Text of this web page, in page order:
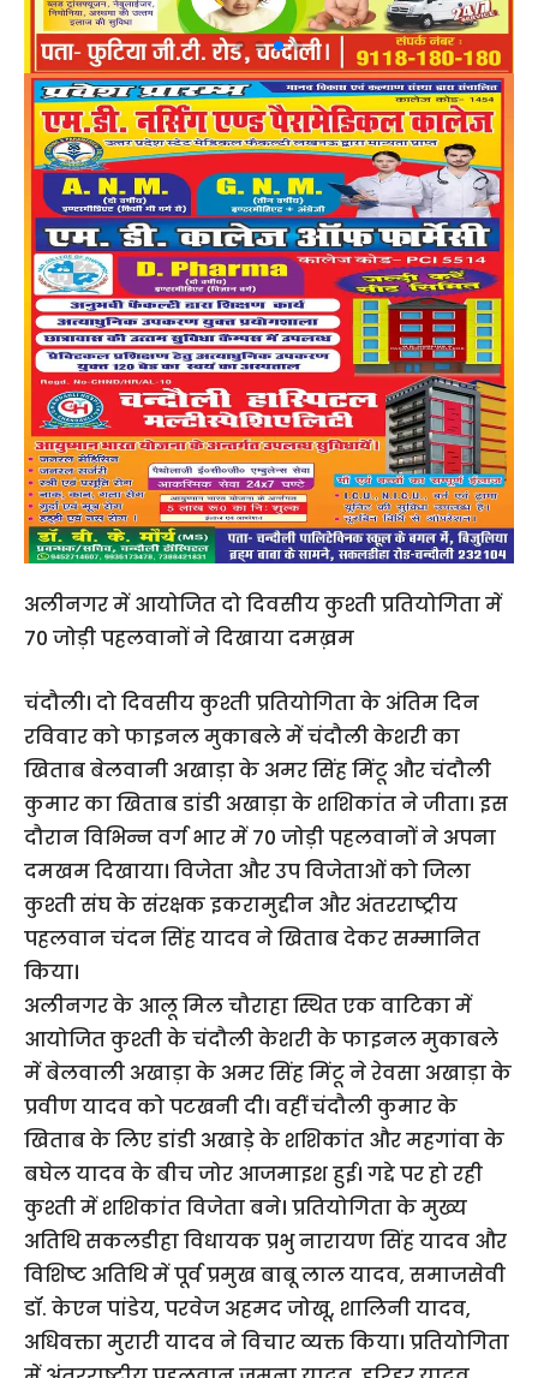
अलीनगर में आयोजित दो दिवसीय कुश्ती प्रतियोगिता में
70 जोड़ी पहलवानों ने दिखाया दमख़म
चंदौली। दो दिवसीय कुश्ती प्रतियोगिता के अंतिम दिन
रविवार को फाइनल मुकाबले में चंदौली केशरी का
खिताब बेलवानी अखाड़ा के अमर सिंह मिंटू और चंदौली
कुमार का खिताब डांडी अखाड़ा के शशिकांत ने जीता। इस
दौरान विभिन्न वर्ग भार में 70 जोड़ी पहलवानों ने अपना
दमखम दिखाया। विजेता और उप विजेताओं को जिला
कुश्ती संघ के संरक्षक इकरामुद्दीन और अंतरराष्ट्रीय
पहलवान चंदन सिंह यादव ने खिताब देकर सम्मानित
किया।
अलीनगर के आलू मिल चौराहा स्थित एक वाटिका में
आयोजित कुश्ती के चंदौली केशरी के फाइनल मुकाबले
में बेलवाली अखाड़ा के अमर सिंह मिंटू ने रेवसा अखाड़ा के
प्रवीण यादव को पटखनी दी। वहीं चंदौली कुमार के
खिताब के लिए डांडी अखाड़े के शशिकांत और महगांवा के
बघेल यादव के बीच जोर आजमाइश हुई। गद्दे पर हो रही
कुश्ती में शशिकांत विजेता बने। प्रतियोगिता के मुख्य
अतिथि सकलडीहा विधायक प्रभु नारायण सिंह यादव और
विशिष्ट अतिथि में पूर्व प्रमुख बाबू लाल यादव, समाजसेवी
डॉ. केएन पांडेय, परवेज अहमद जोखू, शालिनी यादव,
अधिवक्ता मुरारी यादव ने विचार व्यक्त किया। प्रतियोगिता